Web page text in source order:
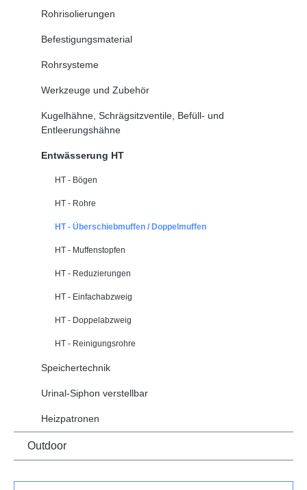
Rohrisolierungen
Befestigungsmaterial
Rohrsysteme
Werkzeuge und Zubehör
Kugelhähne, Schrägsitzventile, Befüll- und
Entleerungshähne
Entwässerung HT
HT - Bögen
HT - Rohre
HT - Überschiebmuffen / Doppelmuffen
HT - Muffenstopfen
HT - Reduzierungen
HT - Einfachabzweig
HT - Doppelabzweig
HT - Reinigungsrohre
Speichertechnik
Urinal-Siphon verstellbar
Heizpatronen
Outdoor